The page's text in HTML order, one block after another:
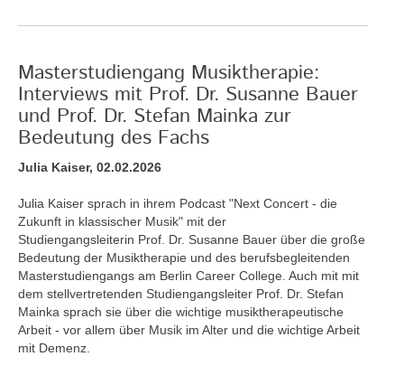
Masterstudiengang Musiktherapie:
Interviews mit Prof. Dr. Susanne Bauer
und Prof. Dr. Stefan Mainka zur
Bedeutung des Fachs
Julia Kaiser, 02.02.2026
Julia Kaiser sprach in ihrem Podcast "Next Concert - die
Zukunft in klassischer Musik" mit der
Studiengangsleiterin Prof. Dr. Susanne Bauer über die große
Bedeutung der Musiktherapie und des berufsbegleitenden
Masterstudiengangs am Berlin Career College. Auch mit mit
dem stellvertretenden Studiengangsleiter Prof. Dr. Stefan
Mainka sprach sie über die wichtige musiktherapeutische
Arbeit - vor allem über Musik im Alter und die wichtige Arbeit
mit Demenz.